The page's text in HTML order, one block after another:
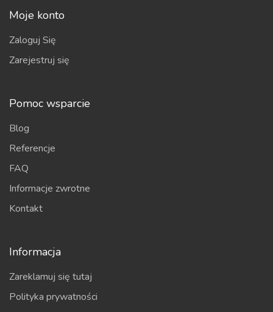
Moje konto
Zaloguj Się
Zarejestruj się
Pomoc wsparcie
Blog
Referencje
FAQ
Informacje zwrotne
Kontakt
Informacja
Zareklamuj się tutaj
Polityka prywatności